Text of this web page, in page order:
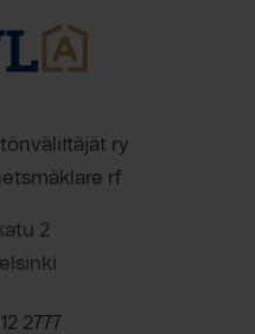
ry
rf
2
2777